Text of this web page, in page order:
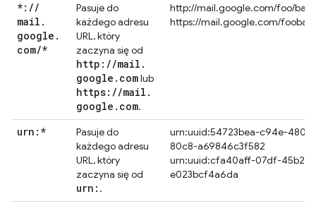
*: //
mail .
google .
com/*
Pasuje do
każdego adresu
URL, który
zaczyna się od
http: //mail .
google . comlub
https: //mail .
google . com.
http://mail.google.com/foo/
https://mail.google.com/foobar
urn:*
Pasuje do
każdego adresu
URL, który
zaczyna się od
urn: .
urn:uuid:54723bea-c94e-480e-
80c8-a69846c3f582
urn:uuid:cfa40aff-07df-45b2-
e023bcf4a6da